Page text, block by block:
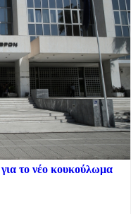
το νέο κουκούλωμα